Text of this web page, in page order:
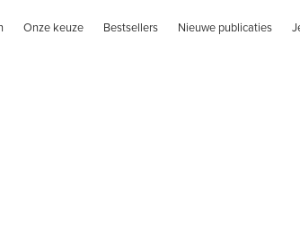
Onze keuze Bestsellers Nieuwe publicaties